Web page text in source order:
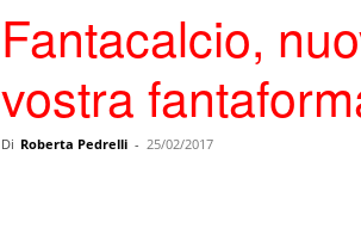
Fantacalcio,
vostra
Di Roberta Pedrelli - 25/02/2017